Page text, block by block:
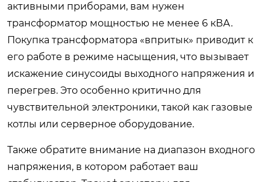
активными приборами, вам нужен
трансформатор мощностью не менее 6 кВА.
Покупка трансформатора «впритык» приводит к
его работе в режиме насыщения, что вызывает
искажение синусоиды выходного напряжения и
перегрев. Это особенно критично для
чувствительной электроники, такой как газовые
котлы или серверное оборудование.
Также обратите внимание на диапазон входного
напряжения, в котором работает ваш